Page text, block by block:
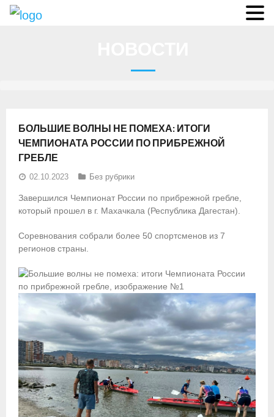
О гребле
- Президиум
Новости
Регламенты и результаты
Приобретение спортивной страховки
Документы
- Архив документов
- Нормативные документы
- Подготовка спортивного резерва
БОЛЬШИЕ ВОЛНЫ НЕ ПОМЕХА: ИТОГИ
ЧЕМПИОНАТА РОССИИ ПО ПРИБРЕЖНОЙ
ГРЕБЛЕ
02.10.2023 Без рубрики
Завершился Чемпионат России по прибрежной гребле,
который прошел в г. Махачкала (Республика Дагестан).
Соревнования собрали более 50 спортсменов из 7
регионов страны.